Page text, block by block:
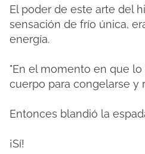
El poder de este arte del
sensación de frío única,
energía.
"En el momento en que
cuerpo para congelarse y
Entonces blandió la
¡Sí!